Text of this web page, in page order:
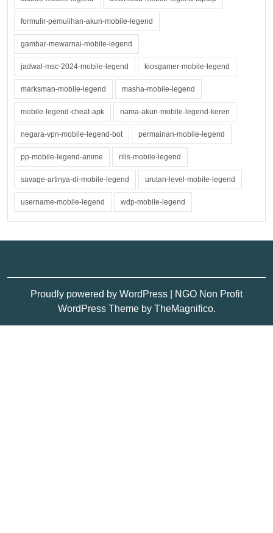
formulir-pemulihan-akun-mobile-legend
gambar-mewarnai-mobile-legend
jadwal-msc-2024-mobile-legend kiosgamer-mobile-legend
marksman-mobile-legend masha-mobile-legend
mobile-legend-cheat-apk nama-akun-mobile-legend-keren
negara-vpn-mobile-legend-bot permainan-mobile-legend
pp-mobile-legend-anime rilis-mobile-legend
savage-artinya-di-mobile-legend urutan-level-mobile-legend
username-mobile-legend wdp-mobile-legend
Proudly powered by WordPress
NGO Non Profit
WordPress Theme by TheMagnifico.